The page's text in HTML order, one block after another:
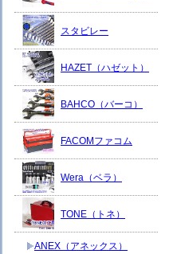
スタビレー
HAZET（ハゼット）
BAHCO（バーコ）
FACOMファコム
Wera（ベラ）
TONE（トネ）
ANEX（アネックス）